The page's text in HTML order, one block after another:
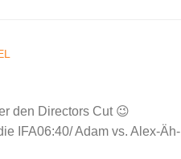
den Directors Cut 😉
IFA06:40/ Adam vs. Alex-Äh-